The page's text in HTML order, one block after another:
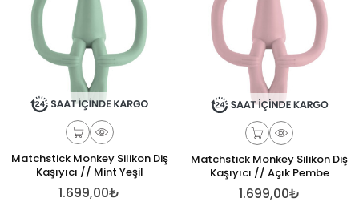
Matchstick Monkey Silikon Diş
Kaşıyıcı // Mint Yeşil
1.699,00₺
Matchstick Monkey Silikon Diş
Kaşıyıcı // Açık Pembe
1.699,00₺